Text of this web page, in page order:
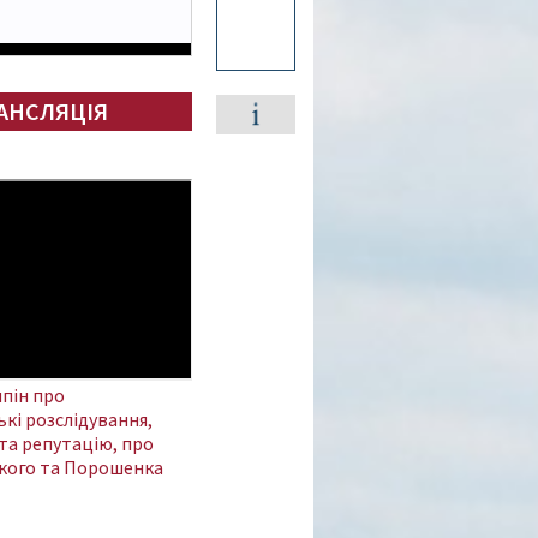
про
розслідування,
репутацію, про
та Порошенка